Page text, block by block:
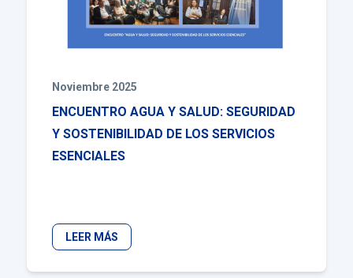
Noviembre 2025
ENCUENTRO AGUA Y SALUD: SEGURIDAD
Y SOSTENIBILIDAD DE LOS SERVICIOS
ESENCIALES
LEER MÁS